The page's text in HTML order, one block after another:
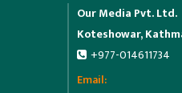
Our Media Pvt. Ltd.
Koteshowar,
+977-014611734
Email: